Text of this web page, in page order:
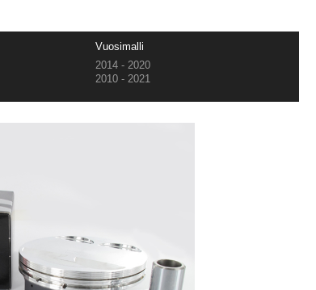
Vuosimalli
2014 - 2020
2010 - 2021